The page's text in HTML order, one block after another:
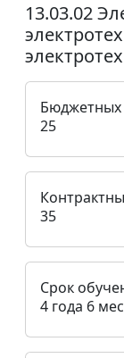
13.03.02
Бюджетных
25
35
Срок
4 года 6